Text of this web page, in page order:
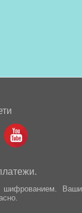
шифрованием. Ваши